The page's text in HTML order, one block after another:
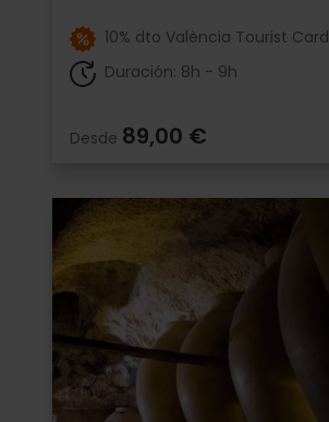
10% dto València Tourist Card
Duración: 8h - 9h
Desde 89,00 €